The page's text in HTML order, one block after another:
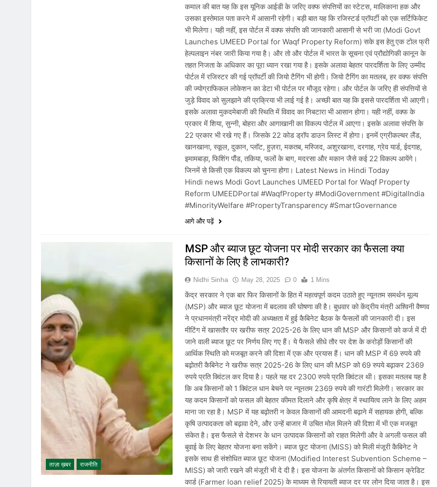
कमाल की बात यह कि इस यूनिक आईडी के जरिए वक्फ संपत्तियों का स्टेटस, मालिकाना हक और
उसका इस्तेमाल पता करने में आसानी रहेगी। बड़ी बात यह कि रजिस्टर्ड प्रॉपर्टी को एक सर्टिफिकेट
भी मिलेगा। यही नहीं, इस पोर्टल में वक्फ संपत्ति की जानकारी आसानी से भरी जा (Modi Govt
Launches UMEED Portal for Waqf Property Reform) सके इस हेतु एक टोल फ्री
हेल्पलाइन नंबर जारी किया गया है। और तो और पोर्टल में भारत के सूचना एवं प्रौद्योगिकी कानून के
तहत निजता के अधिकार का पूरा ध्यान रखा गया है। इसके अलावा बेहतर पारदर्शिता के लिए उम्मीद
पोर्टल में रजिस्टर की गई प्रॉपर्टी की जियो टैगिंग भी होगी। जियो टैगिंग का मतलब, हर वक्फ संपत्ति
की ज्योग्राफिकल लोकेशन का डेटा भी पोर्टल पर मौजूद रहेगा। और पोर्टल के जरिए ही संपत्तियों से
जुड़े विवाद को सुलझाने की प्रक्रिया भी लाई गई है। अच्छी बात यह कि इससे पारदर्शिता भी आएगी।
इसके अलावा मुकदमेबाजी की स्थिति में विवाद का निबटारा भी आसान होगा। यही नहीं, वक्फ के
प्रकार में शिया, सुन्नी, बोहरा और आगाखानी का विकल्प पोर्टल में आएगा। इसके अलावा संपत्ति के
22 प्रकार भी रखे गए हैं। जिसके 22 कोड ड्रॉप डाउन लिस्ट में होगा। इनमें एग्रीकल्चर लैंड,
खानखाना, स्कूल, दुकान, प्लॉट, हुज़रा, मकतब, मस्जिद, अशुरखाना, दरगाह, ग्रेव यार्ड, ईदगाह,
इमामबाड़ा, फिशिंग पौंड, तकिया, फलों के बाग, मदरसा और मकान जैसे कई 22 विकल्प आयेंगे।
जिनमें से किसी एक विकल्प को चुनना होगा। Latest News in Hindi Today
Hindi news Modi Govt Launches UMEED Portal for Waqf Property
Reform UMEEDPortal #WaqfProperty #ModiGovernment #DigitalIndia
#MinorityWelfare #PropertyTransparency #SmartGovernance
आगे और पढ़ें
ताज़ा ख़बर राजनीति
MSP और ब्याज छूट योजना पर मोदी सरकार का फैसला क्या
किसानों के लिए है लाभकारी?
Nidhi Sinha May 28, 2025 0 1 Mins
केंद्र सरकार ने एक बार फिर किसानों के हित में महत्वपूर्ण कदम उठाते हुए न्यूनतम समर्थन मूल्य
(MSP) और ब्याज छूट योजना में बदलाव की घोषणा की है। बुधवार को केंद्रीय मंत्री अश्विनी वैष्णव
ने प्रधानमंत्री नरेंद्र मोदी की अध्यक्षता में हुई कैबिनेट बैठक के फैसलों की जानकारी दी। इस
मीटिंग में खासतौर पर खरीफ सत्र 2025-26 के लिए धान की MSP और किसानों को कर्ज में दी
जाने वाली ब्याज छूट पर निर्णय लिए गए हैं। ये फैसले सीधे तौर पर देश के करोड़ों किसानों की
आर्थिक स्थिति को मजबूत करने की दिशा में एक और प्रयास हैं। धान की MSP में 69 रुपये की
बढ़ोतरी कैबिनेट ने खरीफ सत्र 2025-26 के लिए धान की MSP को 69 रुपये बढ़ाकर 2369
रुपये प्रति क्विंटल कर दिया है। पहले यह दर 2300 रुपये प्रति क्विंटल थी। इसका मतलब यह है
कि अब किसानों को 1 क्विंटल धान बेचने पर न्यूनतम 2369 रुपये की गारंटी मिलेगी। सरकार का
यह कदम किसानों को फसल की बेहतर कीमत दिलाने और कृषि क्षेत्र में स्थायित्व लाने के लिए अहम
माना जा रहा है। MSP में यह बढ़ोतरी न केवल किसानों की आमदनी बढ़ाने में सहायक होगी, बल्कि
कृषि उत्पादकता को बढ़ावा देने, और उन्हें बाजार में उचित मोल मिलने की दिशा में भी एक मजबूत
संकेत है। इस फैसले से देशभर के धान उत्पादक किसानों को राहत मिलेगी और वे अगली फसल की
बुवाई के लिए बेहतर योजना बना सकेंगे। ब्याज छूट योजना (MISS) को मिली मंजूरी कैबिनेट ने
इसके साथ ही संशोधित ब्याज छूट योजना (Modified Interest Subvention Scheme –
MISS) को जारी रखने की मंजूरी भी दे दी है। इस योजना के अंतर्गत किसानों को किसान क्रेडिट
कार्ड (Farmer loan relief 2025) के माध्यम से रियायती ब्याज दर पर लोन दिया जाता है। इस